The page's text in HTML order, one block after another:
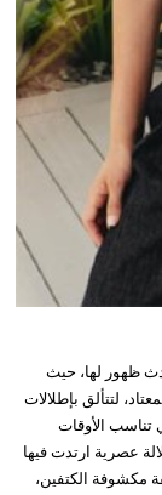
ظهور لها، حيث
لتتألق بإطلالات
تناسب الأوقات
عصرية ارتدت فيها
مكشوفة الكتفين،